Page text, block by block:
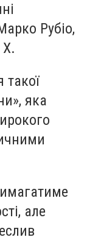
Рубіо,
Х.
яка
але